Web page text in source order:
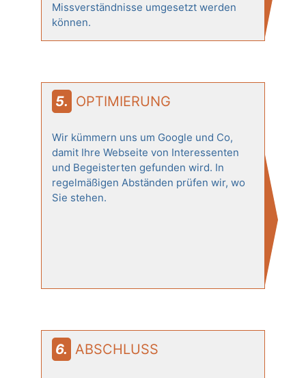
Missverständnisse umgesetzt werden
können.
5. OPTIMIERUNG
Wir kümmern uns um Google und Co,
damit Ihre Webseite von Interessenten
und Begeisterten gefunden wird. In
regelmäßigen Abständen prüfen wir, wo
Sie stehen.
6. ABSCHLUSS